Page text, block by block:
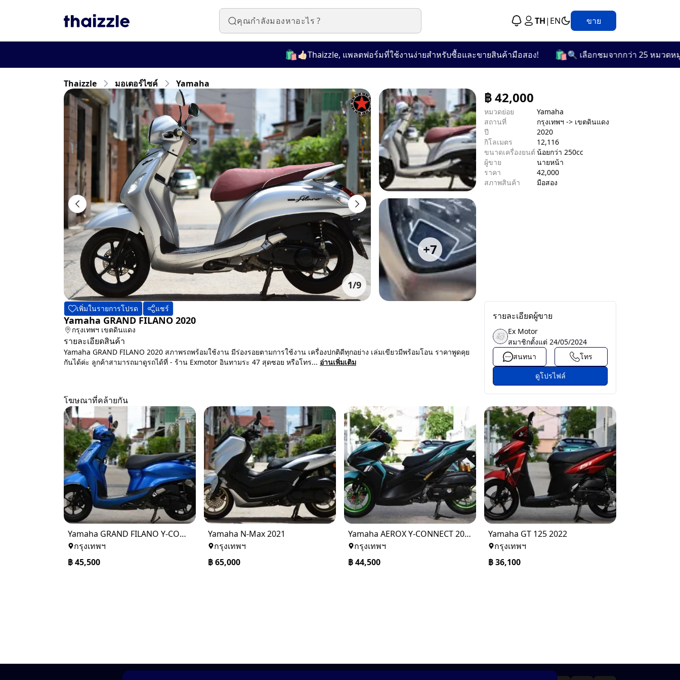
TH| EN ขาย
👍🏻Thaizzle, แพลตฟอร์มที่ใช้งานง่ายสำหรับซื้อและขายสินค้ามือสอง! 🛍️ 🔍 เลือกชมจากกว่า 25 หมวดหมู่ที่ตร
Thaizzle มอเตอร์ไซค์ Yamaha
1/9
+7
฿42,000
หมวดย่อย
Yamaha
สถานที่
กรุงเทพฯ -> เขตดินแดง
ปี
2020
กิโลเมตร
12,116
ขนาดเครื่องยนต์ น้อยกว่า 250cc
ผู้ขาย
นายหน้า
ราคา
42,000
สภาพสินค้า
มือสอง
เพิ่มในรายการโปรด แชร์
Yamaha GRAND FILANO 2020
กรุงเทพฯ เขตดินแดง
รายละเอียดสินค้า
Yamaha GRAND FILANO 2020 สภาพรถพร้อมใช้งาน มีร่องรอยตามการใช้งาน เครื่องปกติดีทุกอย่าง เล่มเขียวมีพร้อมโอน ราคาพูดคุย
กันได้ค่ะ ลูกค้าสามารถมาดูรถได้ที่ - ร้าน Exmotor อินทามระ 47 สุดซอย หรือโทร... อ่านเพิ่มเติม
รายละเอียดผู้ขาย
Ex Motor
สมาชิกตั้งแต่ 24/05/2024
สนทนา
โทร
ดูโปรไฟล์
โฆษณาที่คล้ายกัน
Yamaha GRAND FILANO Y-CONNECT 2022
กรุงเทพฯ
฿45,500
Yamaha N-Max 2021
กรุงเทพฯ
฿65,000
Yamaha AEROX Y-CONNECT 2021
กรุงเทพฯ
฿44,500
Yamaha GT 125 2022
กรุงเทพฯ
฿36,100